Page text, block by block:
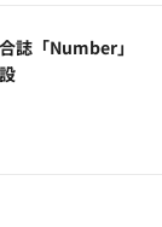
誌「Number」